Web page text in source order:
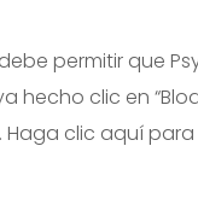
permitir que
hecho clic en
Haga clic aquí